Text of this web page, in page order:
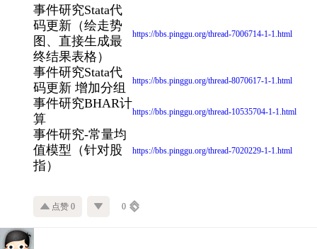
事件研究Stata代
码更新（绘走势
图、直接生成最
终结果表格）
https://bbs.pinggu.org/thread-7006714-1-1.html
事件研究Stata代
码更新 增加分组
https://bbs.pinggu.org/thread-8070617-1-1.html
事件研究BHAR计
算
https://bbs.pinggu.org/thread-10535704-1-1.html
事件研究-常量均
值模型（针对股
指）
https://bbs.pinggu.org/thread-7020229-1-1.html
点赞 0 0